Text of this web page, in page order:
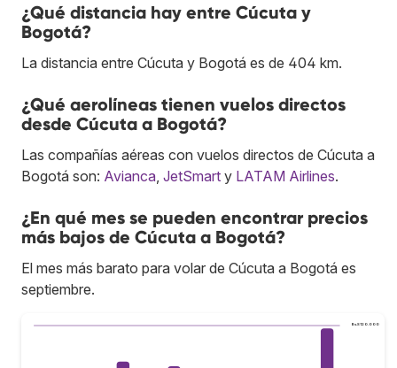
¿Qué distancia hay entre Cúcuta y
Bogotá?
La distancia entre Cúcuta y Bogotá es de 404 km.
¿Qué aerolíneas tienen vuelos directos
desde Cúcuta a Bogotá?
Las compañías aéreas con vuelos directos de Cúcuta a
Bogotá son: Avianca JetSmart y LATAM Airlines.
¿En qué mes se pueden encontrar precios
más bajos de Cúcuta a Bogotá?
El mes más barato para volar de Cúcuta a Bogotá es
septiembre.
Bs.S120.000